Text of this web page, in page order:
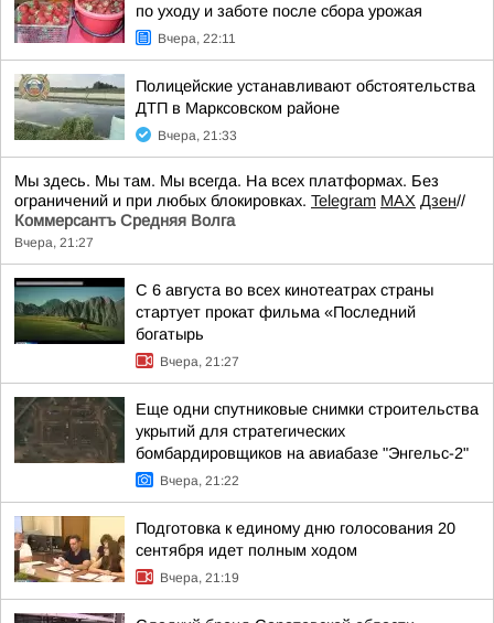
по уходу и заботе после сбора урожая
Вчера, 22:11
Полицейские устанавливают обстоятельства
ДТП в Марксовском районе
Вчера, 21:33
Мы здесь. Мы там. Мы всегда. На всех платформах. Без
ограничений и при любых блокировках. Telegram MAX Дзен//
Коммерсантъ Средняя Волга
Вчера, 21:27
С 6 августа во всех кинотеатрах страны
стартует прокат фильма «Последний
богатырь
Вчера, 21:27
Еще одни спутниковые снимки строительства
укрытий для стратегических
бомбардировщиков на авиабазе "Энгельс-2"
Вчера, 21:22
Подготовка к единому дню голосования 20
сентября идет полным ходом
Вчера, 21:19